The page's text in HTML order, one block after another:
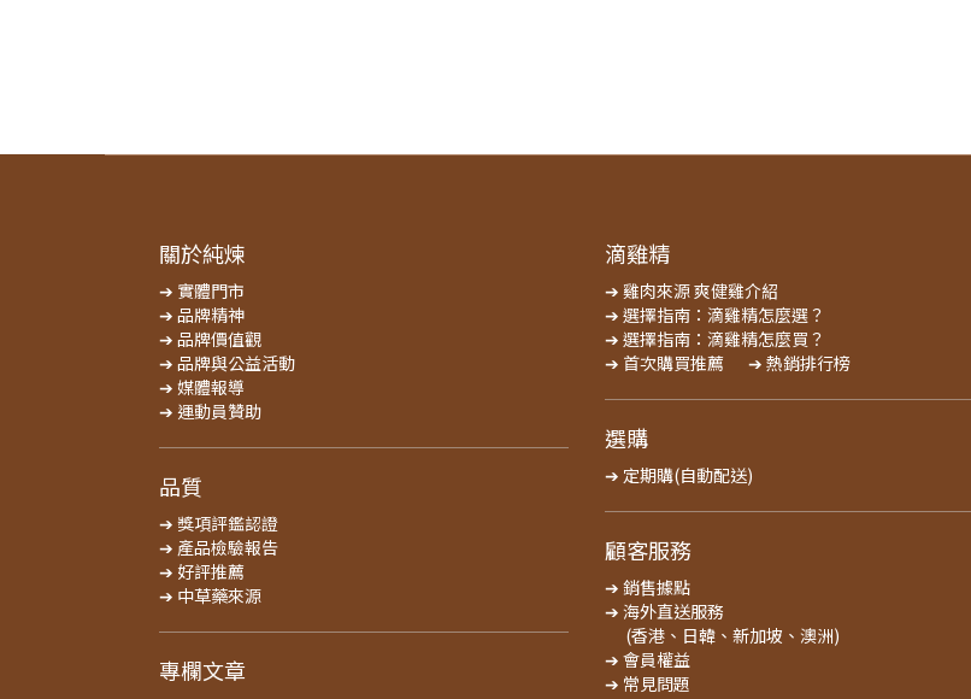
關於純煉
➔ 實體門市
➔ 品牌精神
➔ 品牌價值觀
➔ 品牌與公益活動
➔ 媒體報導
➔ 運動員贊助
品質
➔ 獎項評鑑認證
➔ 產品檢驗報告
➔ 好評推薦
➔ 中草藥來源
專欄文章
滴雞精
➔ 雞肉來源 爽健雞介紹
➔ 選擇指南：滴雞精怎麼選？
➔ 選擇指南：滴雞精怎麼買？
➔ 首次購買推薦
➔ 熱銷排行榜
選購
➔ 定期購(自動配送)
顧客服務
➔ 銷售據點
➔ 海外直送服務
(香港、日韓、新加坡、澳洲)
➔ 會員權益
➔ 常見問題